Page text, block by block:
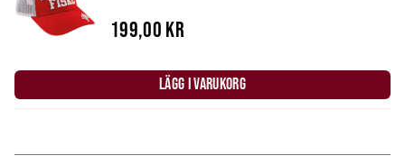
199,00 kr
LÄGG I VARUKORG